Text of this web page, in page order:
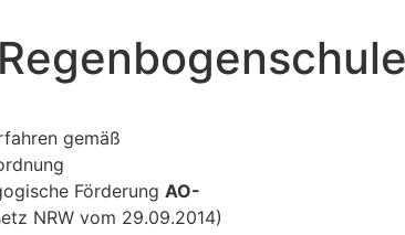
gemäß
FörderungAO-
NRW vom 29.09.2014)